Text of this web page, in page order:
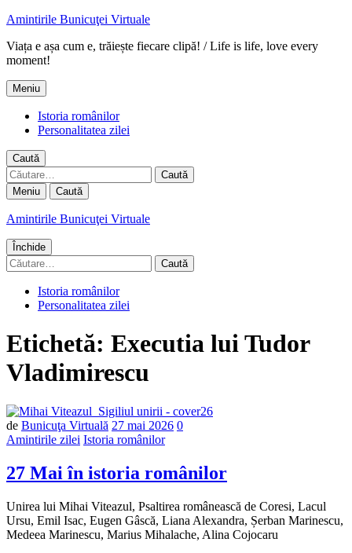
Amintirile Bunicuţei Virtuale
Viața e așa cum e, trăiește fiecare clipă! / Life is life, love every
moment!
Meniu
Istoria românilor
Personalitatea zilei
Caută
Caută
după:
Meniu Caută
Amintirile Bunicuţei Virtuale
Închide
Caută
după:
Istoria românilor
Personalitatea zilei
Etichetă: Executia lui Tudor
Vladimirescu
de Bunicuţa Virtuală 27 mai 2026 Număr
0
Amintirile zilei Istoria românilor
27 Mai în istoria românilor
Unirea lui Mihai Viteazul, Psaltirea românească de Coresi, Lacul
Ursu, Emil Isac, Eugen Gâscă, Liana Alexandra, Șerban Marinescu,
Medeea Marinescu, Marius Mihalache, Alina Cojocaru